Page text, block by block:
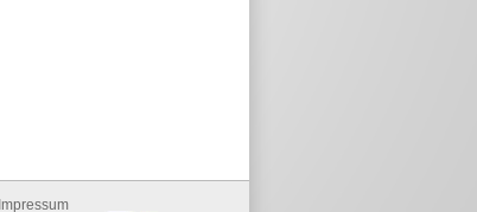
Impressum